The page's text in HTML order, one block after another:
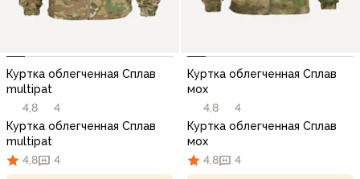
Куртка облегченная Сплав
multipat
4,8
4
Куртка облегченная Сплав
multipat
4,8
4
Куртка облегченная Сплав
мох
4,8
4
Куртка облегченная Сплав
мох
4,8
4